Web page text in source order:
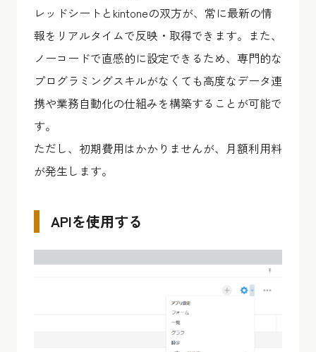
レッドシートとkintoneの双方が、常に最新の情
報をリアルタイムで反映・取得できます。また、
ノーコードで直感的に設定できるため、専門的な
プログラミングスキルがなくても高度なデータ連
携や業務自動化の仕組みを構築することが可能で
す。
ただし、初期費用はかかりませんが、月額利用料
が発生します。
APIを使用する